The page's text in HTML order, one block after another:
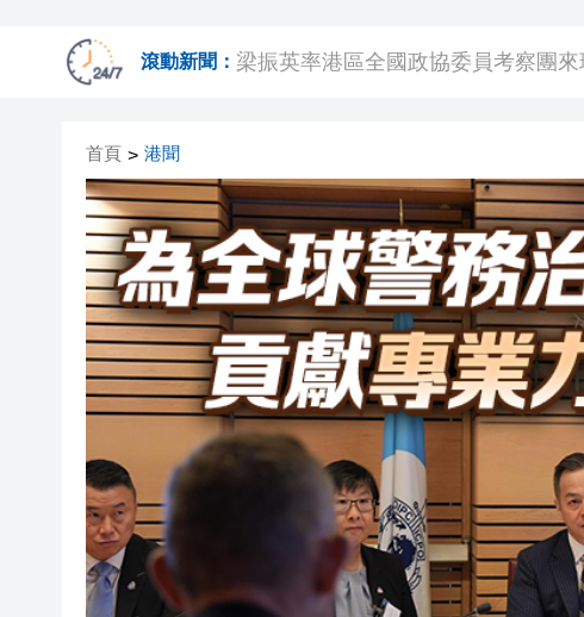
滾動新聞： 梁振英率港區全國政協委員考察團來
瀋陽鐵西校園閱讀活動解鎖閱讀新玩
閩粵贛三地漢樂藝術家齊聚深圳，
有片丨外交部回應特朗普委內瑞拉
50餘位頂尖專家共話時代命題
海南澄邁文儒煥新升級 五組數據見
梁振英率港區全國政協委員考察團
2025年海南儋州以舊換新帶動消費約
山東26戶省屬國企去年合計營收
瀋陽鐵西校園閱讀活動解鎖閱讀新玩
首頁 > 港聞